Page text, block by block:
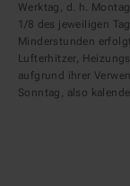
Werktag, d. h.
1/8 des jeweiligen
Minderstunden
Lufterhitzer,
aufgrund ihrer
Sonntag, also